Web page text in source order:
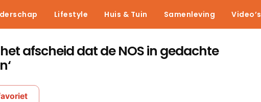
Lifestyle Huis & Tuin Samenleving Video’s
afscheid dat de NOS in gedachte